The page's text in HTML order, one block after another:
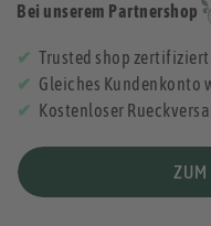
Bei unserem Partnershop
Trusted shop zertifiziert
Gleiches Kundenkonto
Kostenloser
ZUM